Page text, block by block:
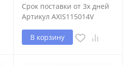
Срок поставки от 3х дней
Артикул AXIS115014V
В корзину